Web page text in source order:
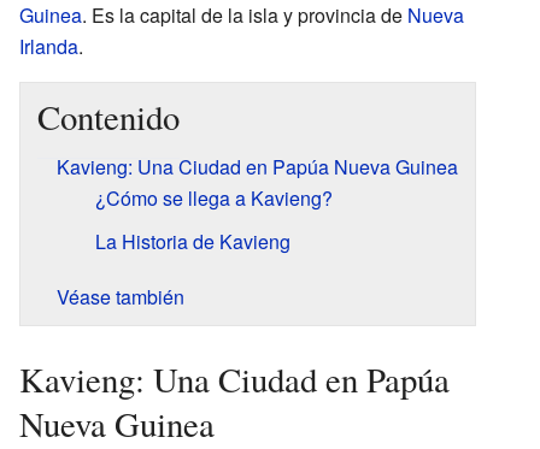
Guinea. Es la capital de la isla y provincia de Nueva
Irlanda.
Contenido
Kavieng: Una Ciudad en Papúa Nueva Guinea
¿Cómo se llega a Kavieng?
La Historia de Kavieng
Véase también
Kavieng: Una Ciudad en Papúa
Nueva Guinea